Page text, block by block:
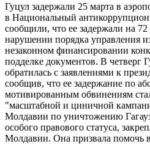
Гуцул задержали 25 марта в
в Национальный
сообщили, что ее задержали на 72
нарушении порядка управления
незаконном финансировании
подделке документов. В четверг
обратилась с заявлениями к
сообщив, что ее задержание по
мотивированным обвинениям
"масштабной и циничной
Молдавии по уничтожению
особого правового статуса,
Молдавии. Она призвала помочь